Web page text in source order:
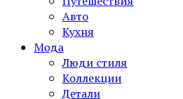
Авто
Кухня
Мода
Люди стиля
Коллекции
Детали